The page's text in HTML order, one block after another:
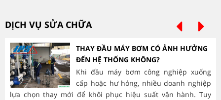
DỊCH VỤ SỬA CHỮA
THAY ĐẦU MÁY BƠM CÓ ẢNH HƯỞNG
ĐẾN HỆ THỐNG KHÔNG?
Khi đầu máy bơm công nghiệp xuống
cấp hoặc hư hỏng, nhiều doanh nghiệp
lựa chọn thay mới để khôi phục hiệu suất vận hành. Tuy